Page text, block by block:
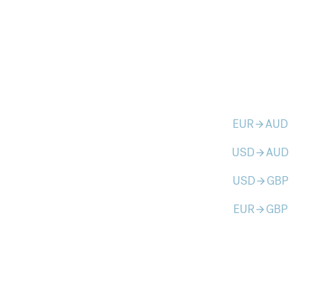
EURarrow_forwardAUD
USDarrow_forwardAUD
USDarrow_forward GBP
EURarrow_forward GBP